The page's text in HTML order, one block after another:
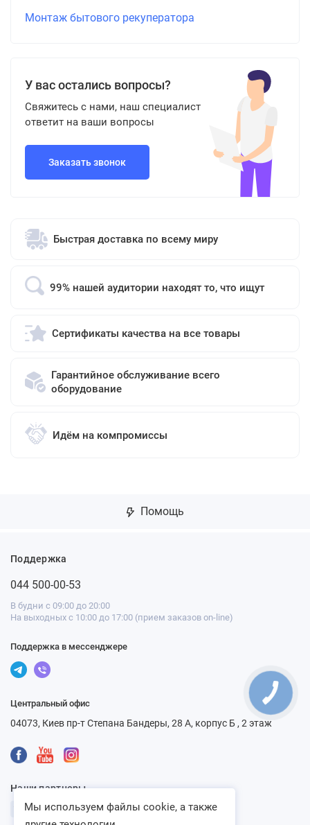
Монтаж бытового рекуператора
У вас остались вопросы?
Свяжитесь с нами, наш специалист
ответит на ваши вопросы
Заказать звонок
Быстрая доставка по всему миру
99% нашей аудитории находят то, что ищут
Сертификаты качества на все товары
Гарантийное обслуживание всего
оборудование
Идём на компромиссы
Помощь
Поддержка
044 500-00-53
В будни с 09:00 до 20:00
На выходных с 10:00 до 17:00 (прием заказов on-line)
Поддержка в мессенджере
Центральный офис
04073, Киев пр-т Степана Бандеры, 28 А, корпус Б , 2 этаж
Наши партнеры
Мы используем файлы cookie, а также